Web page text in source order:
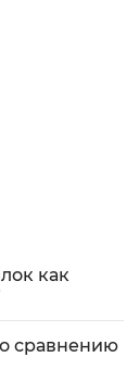
как
сравнению